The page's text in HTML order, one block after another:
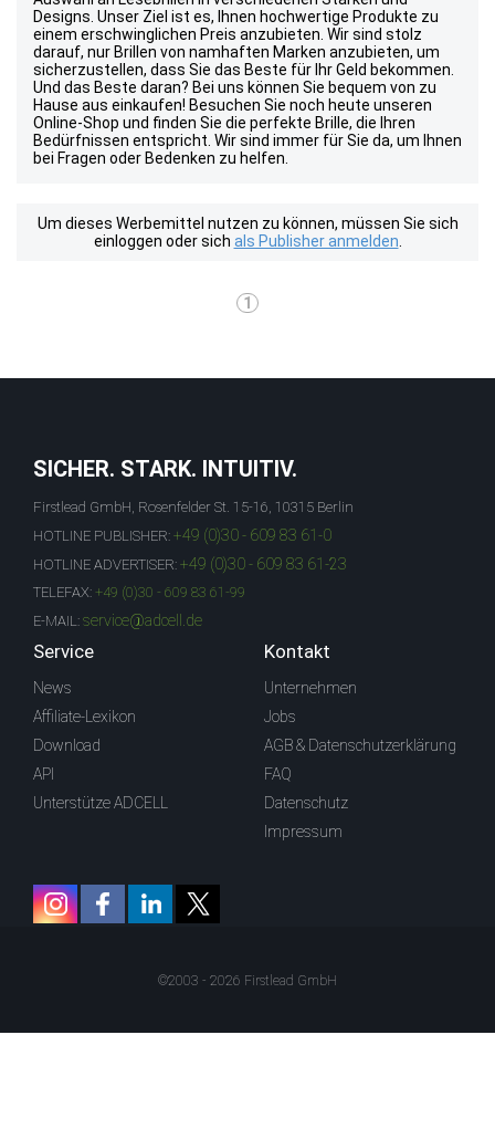
Designs. Unser Ziel ist es, Ihnen hochwertige Produkte zu
einem erschwinglichen Preis anzubieten. Wir sind stolz
darauf, nur Brillen von namhaften Marken anzubieten, um
sicherzustellen, dass Sie das Beste für Ihr Geld bekommen.
Und das Beste daran? Bei uns können Sie bequem von zu
Hause aus einkaufen! Besuchen Sie noch heute unseren
Online-Shop und finden Sie die perfekte Brille, die Ihren
Bedürfnissen entspricht. Wir sind immer für Sie da, um Ihnen
bei Fragen oder Bedenken zu helfen.
Um dieses Werbemittel nutzen zu können, müssen Sie sich
einloggen oder sich als Publisher anmelden
1
SICHER. STARK. INTUITIV.
Firstlead GmbH, Rosenfelder St. 15-16, 10315 Berlin
HOTLINE PUBLISHER: +49 (0)30 - 609 83 61-0
HOTLINE ADVERTISER: +49 (0)30 - 609 83 61-23
TELEFAX: +49 (0)30 - 609 83 61-99
E-MAIL: service@adcell.de
Service
News
Affiliate-Lexikon
Download
API
Unterstütze ADCELL
Kontakt
Unternehmen
Jobs
AGB & Datenschutzerklärung
FAQ
Datenschutz
Impressum
©2003 - 2026 Firstlead GmbH